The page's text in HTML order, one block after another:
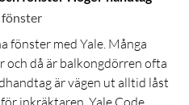
fönster
fönster med Yale. Många
då är balkongdörren ofta
är vägen ut alltid låst